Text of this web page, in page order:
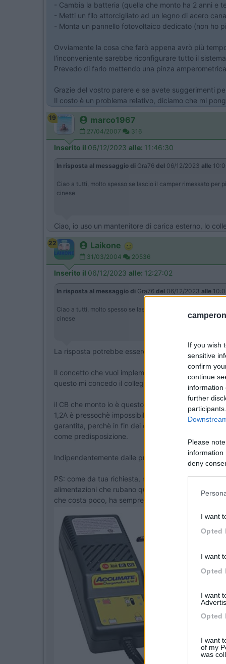
If you wish
sensitive
confirm
continue
information
further
Please
information
deny
I want
Opted
I want
Opted
I want
Opted
I want
of my
was
- Cambia la batteria (quella che monto ha 2 anni e
- Metti un filo attorcigliato ad un legno di acero
- Monta un pannello fotovoltaico dedicato (non ho
Ovviamente la cosa che farò appena avrò più
l'inconveniente sarebbe riconfigurare tutto il
Prevedo di farlo mettendo una pinza
Grazie del vostro parere e se avete suggerimenti
Il costo è un problema relativo, diciamo che mi
19 marco1967
27/04/2007 316
Inserito il 06/12/2023 alle: 11:46:30
In risposta al messaggio di Gra76 del 06/12/2023 alle
Ciao a tutti, molto spesso se lascio il camper rimessato
cinese
Ciao, io uso un mantenitore di carica esterno, lo
22 Laikone
31/03/2004 20536
Inserito il 06/12/2023 alle: 12:27:02
In risposta al messaggio di Gra76 del 06/12/2023 alle
Ciao a tutti, molto spesso se lascio il camper rimessato
cinese
La risposta potrebbe essere sì, ma personalmente
Il concetto che vuoi implementare è lo stesso che
questo mi concedo il collegamento alla 230V MA
il CB che monto io è questo, costa molto meno di
1,2A è pressochè impossibile che possa accadere
garantita, perchè in fin dei conti 10A non sono
come predisposizione.
Indipendentemente dalle proprie convinzioni, è
PS: come da tua richiesta, non ti consiglio di
alimentazioni che rubano qualche Ampere alla
che costa poco, ha sempre dietro l'angolo la